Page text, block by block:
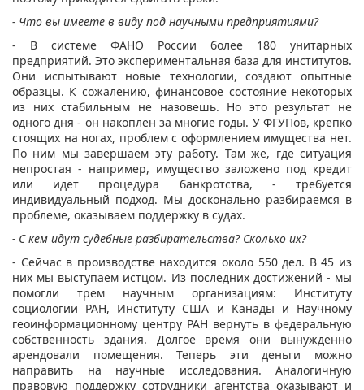
- Что вы имеете в виду под научными предприятиями?
- В системе ФАНО России более 180 унитарных
предприятий. Это экспериментальная база для институтов.
Они испытывают новые технологии, создают опытные
образцы. К сожалению, финансовое состояние некоторых
из них стабильным не назовешь. Но это результат не
одного дня - он накоплен за многие годы. У ФГУПов, крепко
стоящих на ногах, проблем с оформлением имущества нет.
По ним мы завершаем эту работу. Там же, где ситуация
непростая - например, имущество заложено под кредит
или идет процедура банкротства, - требуется
индивидуальный подход. Мы досконально разбираемся в
проблеме, оказываем поддержку в судах.
- С кем идут судебные разбирательства? Сколько их?
- Сейчас в производстве находится около 550 дел. В 45 из
них мы выступаем истцом. Из последних достижений - мы
помогли трем научным организациям: Институту
социологии РАН, Институту США и Канады и Научному
геоинформационному центру РАН вернуть в федеральную
собственность здания. Долгое время они вынужденно
арендовали помещения. Теперь эти деньги можно
направить на научные исследования. Аналогичную
правовую поддержку сотрудники агентства оказывают и